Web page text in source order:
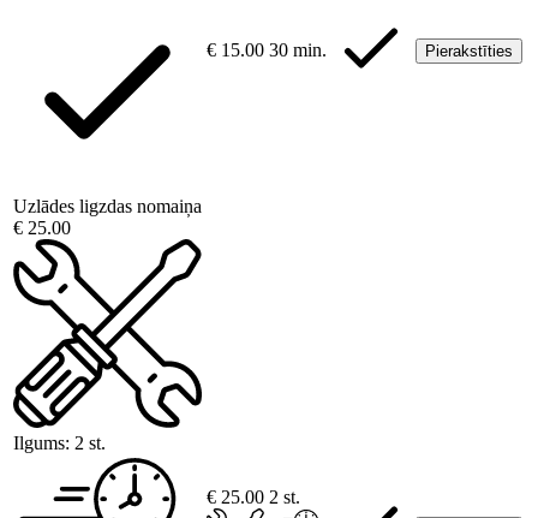
€ 15.00 30 min. Pierakstīties
Uzlādes ligzdas nomaiņa
€ 25.00
Ilgums: 2 st.
€ 25.00 2 st.